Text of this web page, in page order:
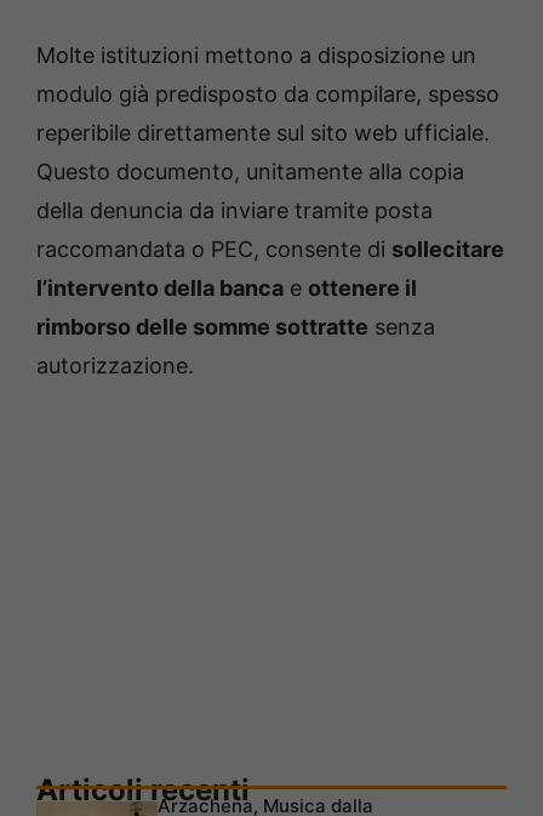
Molte istituzioni mettono a disposizione un
modulo già predisposto da compilare, spesso
reperibile direttamente sul sito web ufficiale.
Questo documento, unitamente alla copia
della denuncia da inviare tramite posta
raccomandata o PEC, consente di sollecitare
l’intervento della banca e ottenere il
rimborso delle somme sottratte senza
autorizzazione.
Articoli recentiArzachena, Musica dalla